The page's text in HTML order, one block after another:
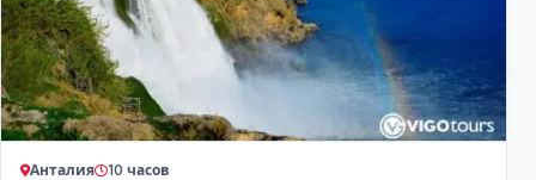
Анталия 10 часов